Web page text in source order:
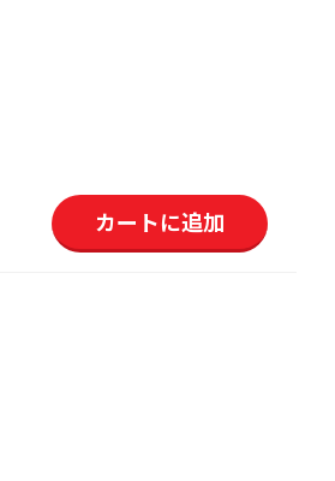
カートに追加